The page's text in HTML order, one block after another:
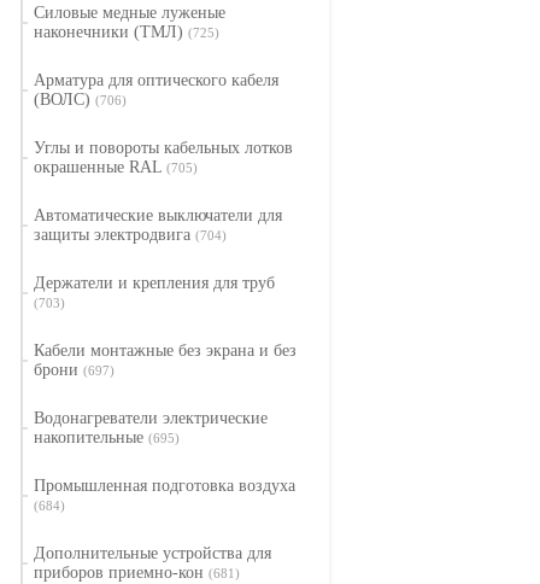
Силовые медные луженые
наконечники (ТМЛ) (725)
Арматура для оптического кабеля
(ВОЛС) (706)
Углы и повороты кабельных лотков
окрашенные RAL (705)
Автоматические выключатели для
защиты электродвига (704)
Держатели и крепления для труб
(703)
Кабели монтажные без экрана и без
брони (697)
Водонагреватели электрические
накопительные (695)
Промышленная подготовка воздуха
(684)
Дополнительные устройства для
приборов приемно-кон (681)